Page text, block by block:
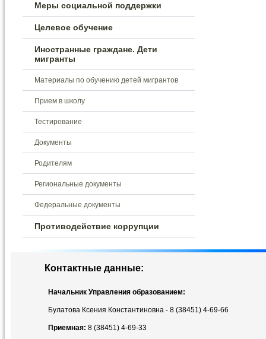
Меры социальной поддержки
Целевое обучение
Иностранные граждане. Дети
мигранты
Материалы по обучению детей мигрантов
Прием в школу
Тестирование
Документы
Родителям
Региональные документы
Федеральные документы
Противодействие коррупции
Контактные данные:
Начальник Управления образованием:
Булатова Ксения Константиновна - 8 (38451) 4-69-66
Приемная: 8 (38451) 4-69-33